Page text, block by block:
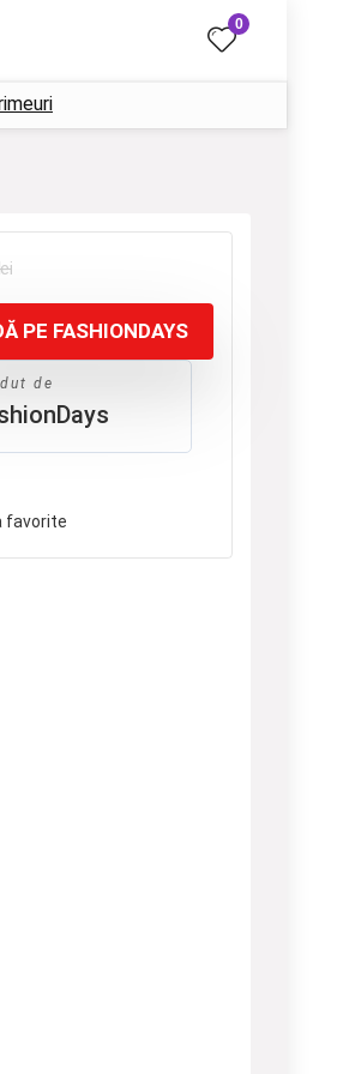
0
Prețul
inițial
a
fost:
171 lei.
Prețul
curent
este:
110 lei.
PE FASHIONDAYS
de
favorite